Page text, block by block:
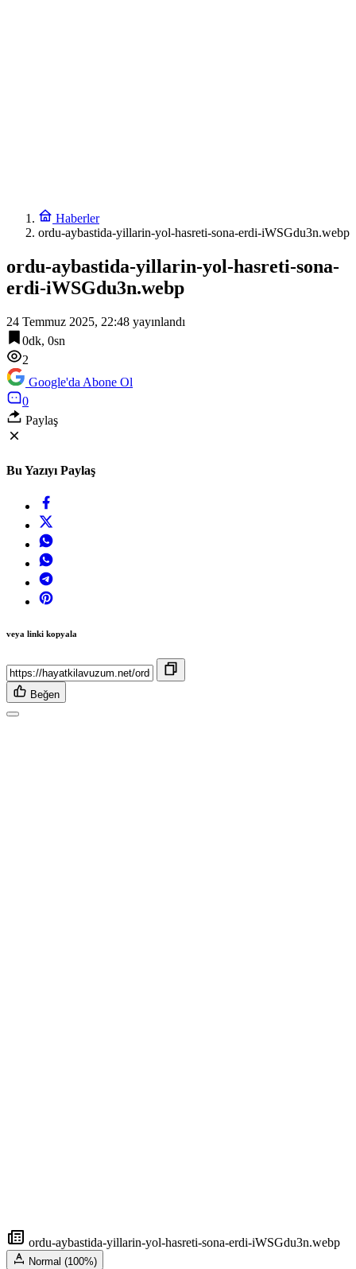
Haberler
ordu-aybastida-yillarin-yol-hasreti-sona-erdi-iWSGdu3n.webp
ordu-aybastida-yillarin-yol-hasreti-sona-
erdi-iWSGdu3n.webp
24 Temmuz 2025, 22:48 yayınlandı
0dk, 0sn
2
Google'da Abone Ol
0
Paylaş
Bu Yazıyı Paylaş
veya linki kopyala
Beğen
ordu-aybastida-yillarin-yol-hasreti-sona-erdi-iWSGdu3n.webp
Normal (100%)